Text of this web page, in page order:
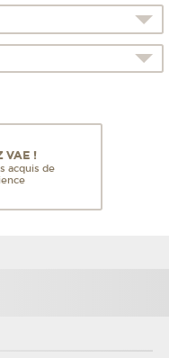
VAE !
acquis de